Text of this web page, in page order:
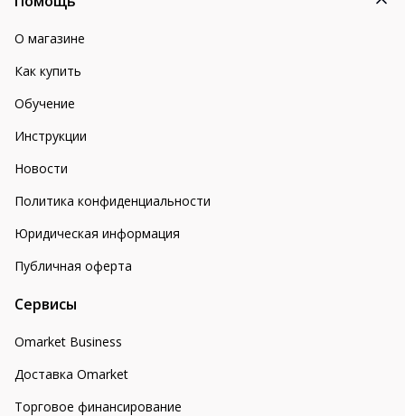
О магазине
Как купить
Обучение
Инструкции
Новости
Политика конфиденциальности
Юридическая информация
Публичная оферта
Сервисы
Omarket Business
Доставка Omarket
Торговое финансирование